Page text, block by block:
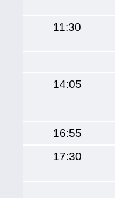
11:30
14:05
16:55
17:30